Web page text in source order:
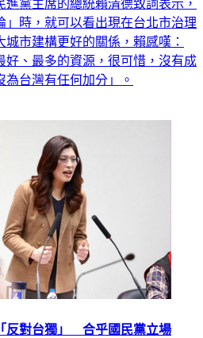
黨主席的總統賴清德致詞表示，
」時，就可以看出現在台北市治理
市建構更好的關係，賴感嘆：
好、最多的資源，很可惜，沒有成
台灣有任何加分」。
反對台獨」 合乎國民黨立場